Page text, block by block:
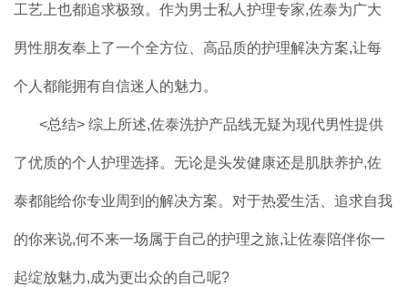
工艺上也都追求极致。作为男士私人护理专家,佐泰为广大
男性朋友奉上了一个全方位、高品质的护理解决方案,让每
个人都能拥有自信迷人的魅力。
<总结> 综上所述,佐泰洗护产品线无疑为现代男性提供
了优质的个人护理选择。无论是头发健康还是肌肤养护,佐
泰都能给你专业周到的解决方案。对于热爱生活、追求自我
的你来说,何不来一场属于自己的护理之旅,让佐泰陪伴你一
起绽放魅力,成为更出众的自己呢?